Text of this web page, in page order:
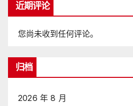
近期评论
您尚未收到任何评论。
归档
2026 年 8 月